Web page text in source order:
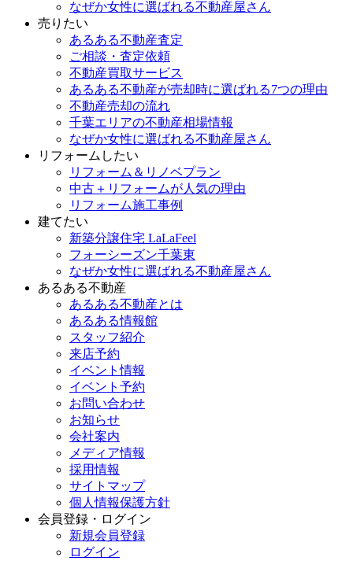
なぜか女性に選ばれる不動産屋さん
売りたい
あるある不動産査定
ご相談・査定依頼
不動産買取サービス
あるある不動産が売却時に選ばれる7つの理由
不動産売却の流れ
千葉エリアの不動産相場情報
なぜか女性に選ばれる不動産屋さん
リフォームしたい
リフォーム＆リノベプラン
中古＋リフォームが人気の理由
リフォーム施工事例
建てたい
新築分譲住宅 LaLaFeel
フォーシーズン千葉東
なぜか女性に選ばれる不動産屋さん
あるある不動産
あるある不動産とは
あるある情報館
スタッフ紹介
来店予約
イベント情報
イベント予約
お問い合わせ
お知らせ
会社案内
メディア情報
採用情報
サイトマップ
個人情報保護方針
会員登録・ログイン
新規会員登録
ログイン